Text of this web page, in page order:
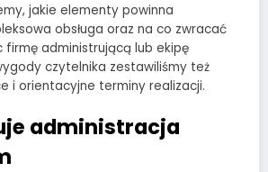
jakie elementy powinna
obsługa oraz na co zwracać
firmę administrującą lub ekipę
czytelnika zestawiliśmy też
i orientacyjne terminy realizacji.
administracja